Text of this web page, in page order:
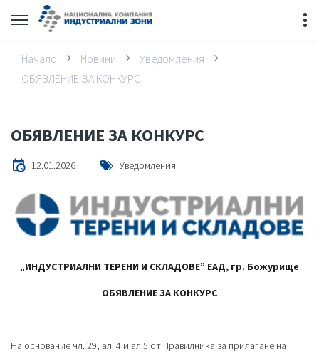
Начало Новини
Уведомления
ОБЯВЛЕНИЕ ЗА КОНКУРС
ОБЯВЛЕНИЕ ЗА КОНКУРС
12.01.2026 Уведомления
„ИНДУСТРИАЛНИ ТЕРЕНИ И СКЛАДОВЕ” ЕАД, гр. Божурище
ОБЯВЛЕНИЕ ЗА КОНКУРС
На основание чл. 29, ал. 4 и ал.5 от Правилника за прилагане на